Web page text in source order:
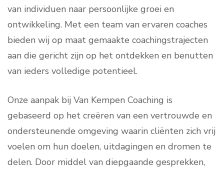
van individuen naar persoonlijke groei en
ontwikkeling. Met een team van ervaren coaches
bieden wij op maat gemaakte coachingstrajecten
aan die gericht zijn op het ontdekken en benutten
van ieders volledige potentieel.
Onze aanpak bij Van Kempen Coaching is
gebaseerd op het creëren van een vertrouwde en
ondersteunende omgeving waarin cliënten zich vrij
voelen om hun doelen, uitdagingen en dromen te
delen. Door middel van diepgaande gesprekken,